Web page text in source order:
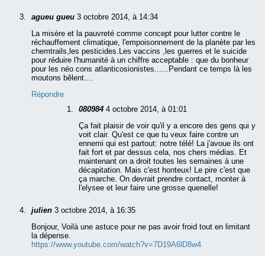
agueu gueu 3 octobre 2014, à 14:34
La misère et la pauvreté comme concept pour lutter contre le
réchauffement climatique, l'empoisonnement de la planète par les
chemtrails,les pesticides.Les vaccins ,les guerres et le suicide
pour réduire l'humanité à un chiffre acceptable : que du bonheur
pour les néo cons atlanticosionistes......Pendant ce temps là les
moutons bêlent....
Répondre
080984 4 octobre 2014, à 01:01
Ça fait plaisir de voir qu'il y a encore des gens qui y
voit clair. Qu'est ce que tu veux faire contre un
ennemi qui est partout: notre télé! La j'avoue ils ont
fait fort et par dessus cela, nos chers médias. Et
maintenant on a droit toutes les semaines à une
décapitation. Mais c'est honteux! Le pire c'est que
ça marche. On devrait prendre contact, monter à
l'elysee et leur faire une grosse quenelle!
julien 3 octobre 2014, à 16:35
Bonjour, Voilà une astuce pour ne pas avoir froid tout en limitant
la dépense.
https://www.youtube.com/watch?v=7D19A6lD8w4